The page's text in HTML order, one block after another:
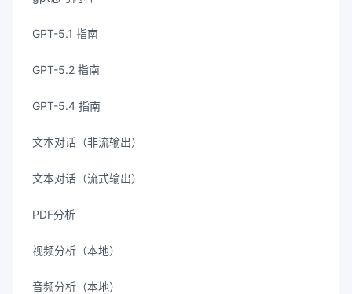
GPT-5.1 指南
GPT-5.2 指南
GPT-5.4 指南
文本对话（非流输出）
文本对话（流式输出）
PDF分析
视频分析（本地）
音频分析（本地）